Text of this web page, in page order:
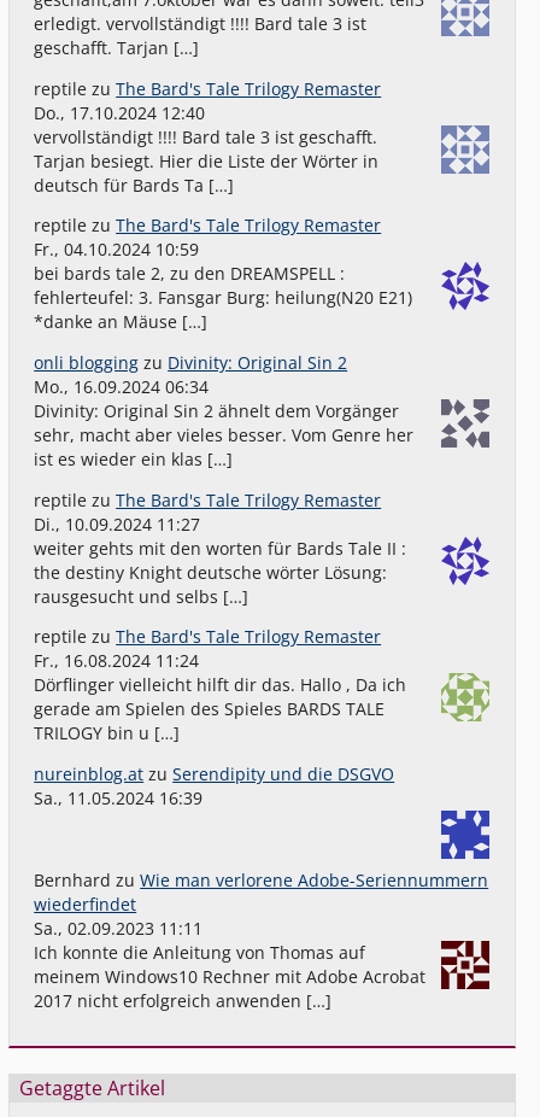
erledigt. vervollständigt !!!! Bard tale 3 ist
geschafft. Tarjan […]
reptile zuThe Bard's Tale Trilogy Remaster
Do., 17.10.2024 12:40
vervollständigt !!!! Bard tale 3 ist geschafft.
Tarjan besiegt. Hier die Liste der Wörter in
deutsch für Bards Ta […]
reptile zuThe Bard's Tale Trilogy Remaster
Fr., 04.10.2024 10:59
bei bards tale 2, zu den DREAMSPELL :
fehlerteufel: 3. Fansgar Burg: heilung(N20 E21)
*danke an Mäuse […]
onli blogging zu Divinity: Original Sin 2
Mo., 16.09.2024 06:34
Divinity: Original Sin 2 ähnelt dem Vorgänger
sehr, macht aber vieles besser. Vom Genre her
ist es wieder ein klas […]
reptile zuThe Bard's Tale Trilogy Remaster
Di., 10.09.2024 11:27
weiter gehts mit den worten für Bards Tale II :
the destiny Knight deutsche wörter Lösung:
rausgesucht und selbs […]
reptile zuThe Bard's Tale Trilogy Remaster
Fr., 16.08.2024 11:24
Dörflinger vielleicht hilft dir das. Hallo , Da ich
gerade am Spielen des Spieles BARDS TALE
TRILOGY bin u […]
nureinblog.at zuSerendipity und die DSGVO
Sa., 11.05.2024 16:39
Bernhard zuWie man verlorene Adobe-Seriennummern
wiederfindet
Sa., 02.09.2023 11:11
Ich konnte die Anleitung von Thomas auf
meinem Windows10 Rechner mit Adobe Acrobat
2017 nicht erfolgreich anwenden […]
Getaggte Artikel